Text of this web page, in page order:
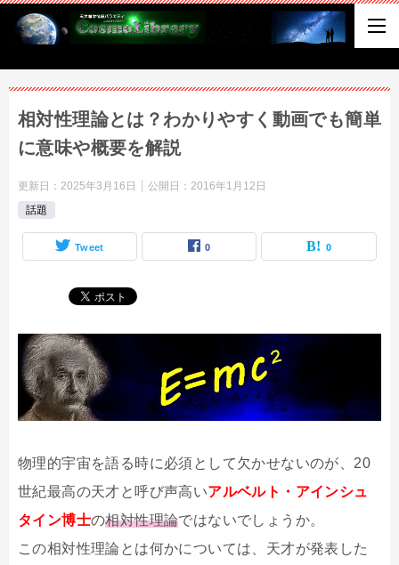
相対性理論とは？わかりやすく動画でも簡単
に意味や概要を解説
更新日： 2025年3月16日 公開日： 2016年1月12日
話題
Tweet 0 0
物理的宇宙を語る時に必須として欠かせないのが、20
世紀最高の天才と呼び声高いアルベルト・アインシュ
タイン博士の相対性理論ではないでしょうか。
この相対性理論とは何かについては、天才が発表した